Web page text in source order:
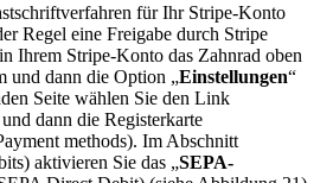
für Ihr Stripe-Konto
Regel eine Freigabe durch Stripe
Ihrem Stripe-Konto das Zahnrad oben
und dann die Option „Einstellungen“
Seite wählen Sie den Link
dann die Registerkarte
methods). Im Abschnitt
aktivieren Sie das „SEPA-